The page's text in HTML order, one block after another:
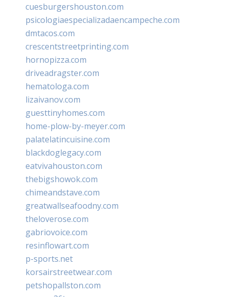
cuesburgershouston.com
psicologiaespecializadaencampeche.com
dmtacos.com
crescentstreetprinting.com
hornopizza.com
driveadragster.com
hematologa.com
lizaivanov.com
guesttinyhomes.com
home-plow-by-meyer.com
palatelatincuisine.com
blackdoglegacy.com
eatvivahouston.com
thebigshowok.com
chimeandstave.com
greatwallseafoodny.com
theloverose.com
gabriovoice.com
resinflowart.com
p-sports.net
korsairstreetwear.com
petshopallston.com